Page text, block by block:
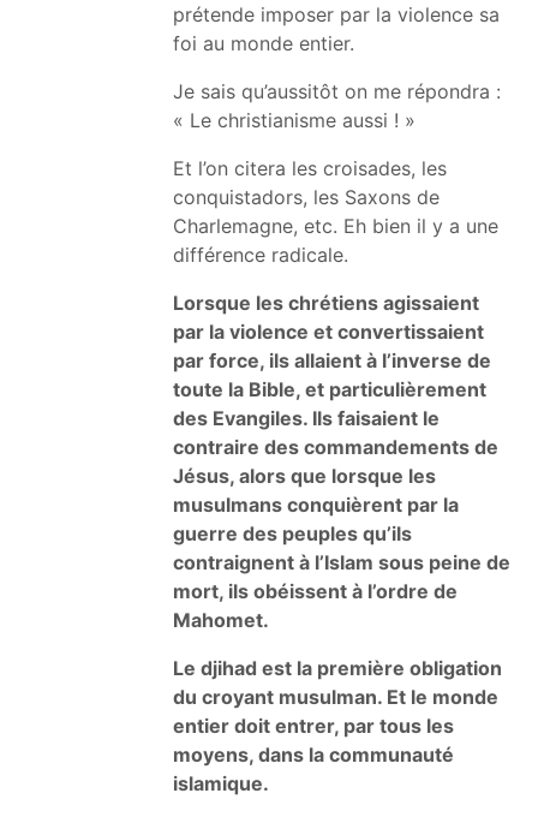
prétende imposer par la violence sa
foi au monde entier.
Je sais qu’aussitôt on me répondra :
« Le christianisme aussi ! »
Et l’on citera les croisades, les
conquistadors, les Saxons de
Charlemagne, etc. Eh bien il y a une
différence radicale.
Lorsque les chrétiens agissaient
par la violence et convertissaient
par force, ils allaient à l’inverse de
toute la Bible, et particulièrement
des Evangiles. Ils faisaient le
contraire des commandements de
Jésus, alors que lorsque les
musulmans conquièrent par la
guerre des peuples qu’ils
contraignent à l’Islam sous peine de
mort, ils obéissent à l’ordre de
Mahomet.
Le djihad est la première obligation
du croyant musulman. Et le monde
entier doit entrer, par tous les
moyens, dans la communauté
islamique.